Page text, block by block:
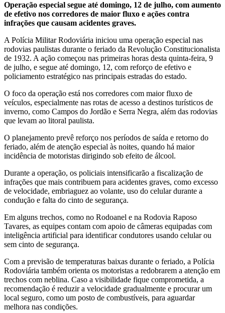
Operação especial segue até domingo, 12 de julho, com aumento
de efetivo nos corredores de maior fluxo e ações contra
infrações que causam acidentes graves.
A Polícia Militar Rodoviária iniciou uma operação especial nas
rodovias paulistas durante o feriado da Revolução Constitucionalista
de 1932. A ação começou nas primeiras horas desta quinta-feira, 9
de julho, e segue até domingo, 12, com reforço de efetivo e
policiamento estratégico nas principais estradas do estado.
O foco da operação está nos corredores com maior fluxo de
veículos, especialmente nas rotas de acesso a destinos turísticos de
inverno, como Campos do Jordão e Serra Negra, além das rodovias
que levam ao litoral paulista.
O planejamento prevê reforço nos períodos de saída e retorno do
feriado, além de atenção especial às noites, quando há maior
incidência de motoristas dirigindo sob efeito de álcool.
Durante a operação, os policiais intensificarão a fiscalização de
infrações que mais contribuem para acidentes graves, como excesso
de velocidade, embriaguez ao volante, uso do celular durante a
condução e falta do cinto de segurança.
Em alguns trechos, como no Rodoanel e na Rodovia Raposo
Tavares, as equipes contam com apoio de câmeras equipadas com
inteligência artificial para identificar condutores usando celular ou
sem cinto de segurança.
Com a previsão de temperaturas baixas durante o feriado, a Polícia
Rodoviária também orienta os motoristas a redobrarem a atenção em
trechos com neblina. Caso a visibilidade fique comprometida, a
recomendação é reduzir a velocidade gradualmente e procurar um
local seguro, como um posto de combustíveis, para aguardar
melhora nas condições.